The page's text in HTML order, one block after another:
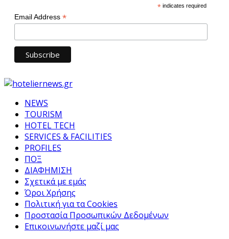
* indicates required
Email Address *
NEWS
TOURISM
HOTEL TECH
SERVICES & FACILITIES
PROFILES
ΠΟΞ
ΔΙΑΦΗΜΙΣΗ
Σχετικά με εμάς
Όροι Χρήσης
Πολιτική για τα Cookies
Προστασία Προσωπικών Δεδομένων
Επικοινωνήστε μαζί μας